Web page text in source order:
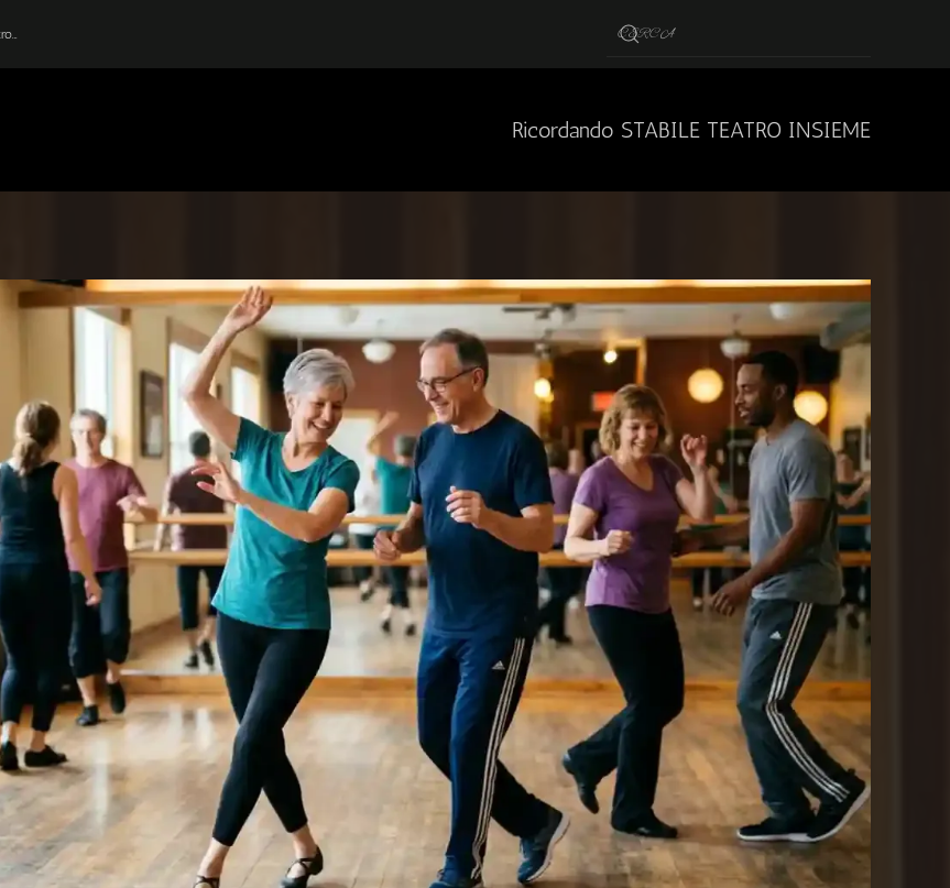
Ricordando STABILE TEATRO INSIEME